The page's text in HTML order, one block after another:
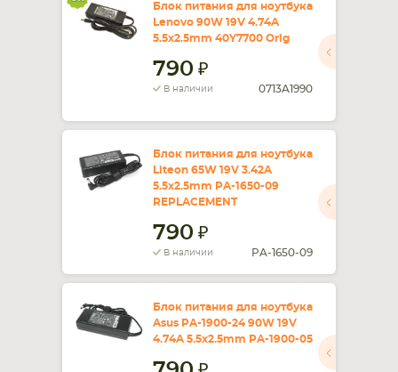
Блок питания для ноутбука
Lenovo 90W 19V 4.74A
5.5x2.5mm 40Y7700 Orig
790
В наличии 0713A1990
Блок питания для ноутбука
Liteon 65W 19V 3.42A
5.5x2.5mm PA-1650-09
REPLACEMENT
790
В наличии PA-1650-09
Блок питания для ноутбука
Asus PA-1900-24 90W 19V
4.74A 5.5x2.5mm PA-1900-05